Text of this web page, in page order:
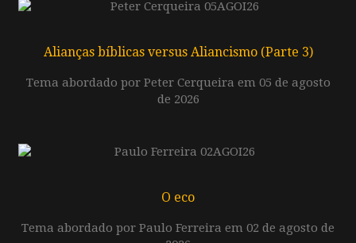
Alianças bíblicas versus Aliancismo (Parte 3)
Tema abordado por Peter Cerqueira em 05 de agosto
de 2026
O eco
Tema abordado por Paulo Ferreira em 02 de agosto de